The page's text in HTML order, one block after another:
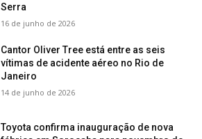
Serra
16 de junho de 2026
Cantor Oliver Tree está entre as seis
vítimas de acidente aéreo no Rio de
Janeiro
14 de junho de 2026
Toyota confirma inauguração de nova